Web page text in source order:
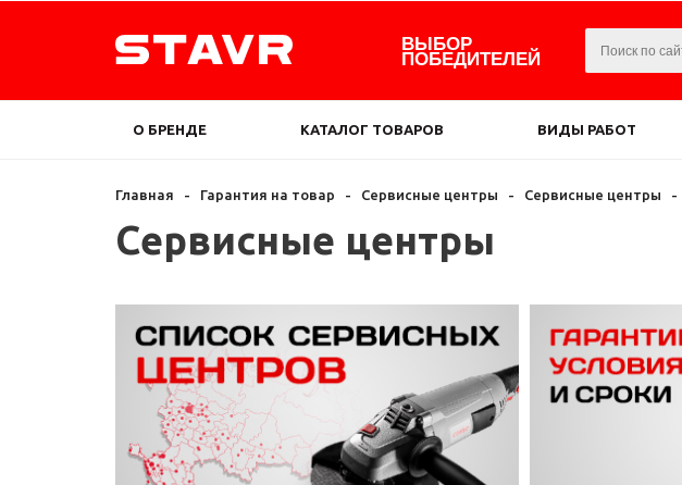
ВЫБОР
ПОБЕДИТЕЛЕЙ
О БРЕНДЕ КАТАЛОГ ТОВАРОВ ВИДЫ РАБОТ
Главная - Гарантия на товар - Сервисные центры - Сервисные центры -
Сервисные центры